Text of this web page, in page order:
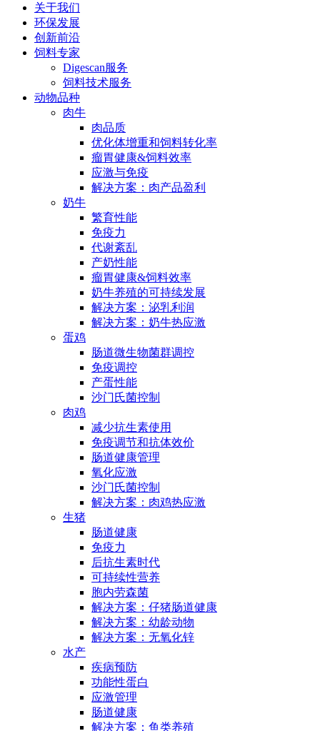
关于我们
环保发展
创新前沿
饲料专家
Digescan服务
饲料技术服务
动物品种
肉牛
肉品质
优化体增重和饲料转化率
瘤胃健康&饲料效率
应激与免疫
解决方案：肉产品盈利
奶牛
繁育性能
免疫力
代谢紊乱
产奶性能
瘤胃健康&饲料效率
奶牛养殖的可持续发展
解决方案：泌乳利润
解决方案：奶牛热应激
蛋鸡
肠道微生物菌群调控
免疫调控
产蛋性能
沙门氏菌控制
肉鸡
减少抗生素使用
免疫调节和抗体效价
肠道健康管理
氧化应激
沙门氏菌控制
解决方案：肉鸡热应激
生猪
肠道健康
免疫力
后抗生素时代
可持续性营养
胞内劳森菌
解决方案：仔猪肠道健康
解决方案：幼龄动物
解决方案：无氧化锌
水产
疾病预防
功能性蛋白
应激管理
肠道健康
解决方案：鱼类养殖